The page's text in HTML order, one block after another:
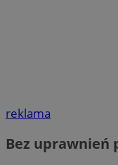
reklama
Bez uprawnień